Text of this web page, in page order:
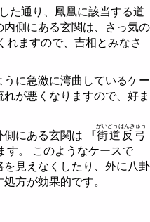
た通り、鳳凰に該当する道
側にある玄関は、さっ気の
れますので、吉相とみなさ
に急激に湾曲しているケー
が悪くなりますので、好ま
側にある玄関は 『街道反弓
がいどうはんきゅう
す。 このようなケースで
見えなくしたり、外に八卦
方が効果的です。